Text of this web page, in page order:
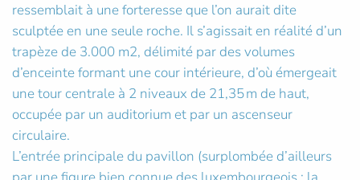
ressemblait à une forteresse que l’on aurait dite
sculptée en une seule roche. Il s’agissait en réalité d’un
trapèze de 3.000 m2, délimité par des volumes
d’enceinte formant une cour intérieure, d’où émergeait
une tour centrale à 2 niveaux de 21,35 m de haut,
occupée par un auditorium et par un ascenseur
circulaire.
L’entrée principale du pavillon (surplombée d’ailleurs